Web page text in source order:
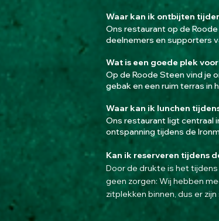
Waar kan ik ontbijten
Ons restaurant op de
deelnemers en supporters
Wat is een goede plek
Op de Roode Steen vind je
gebak en een ruim terras in
Waar kan ik lunchen
Ons restaurant ligt centraal
ontspanning tijdens de
Kan ik reserveren tijdens
Door de drukte is het
geen zorgen: Wij hebben
zitplekken binnen, dus er